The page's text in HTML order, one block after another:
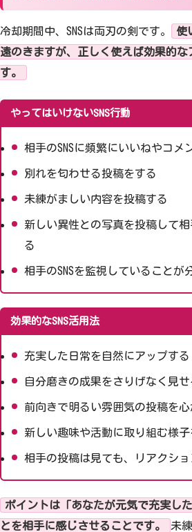
冷却期間中、SNSは両刃の剣です。
使
遠のきますが、正しく使えば効果的
す。
やってはいけないSNS行動
相手のSNSに頻繁にいいねやコメ
別れを匂わせる投稿をする
未練がましい内容を投稿する
新しい異性との写真を投稿して
る
相手のSNSを監視していることが
効果的なSNS活用法
充実した日常を自然にアップする
自分磨きの成果をさりげなく見せ
前向きで明るい雰囲気の投稿を心
新しい趣味や活動に取り組む様子
相手の投稿は見ても、リアクシ
ポイントは「あなたが元気で充実し
とを相手に感じさせることです。
未